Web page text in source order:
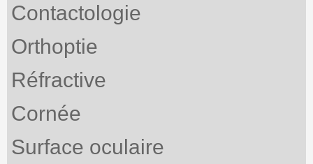
Contactologie
Orthoptie
Réfractive
Cornée
Surface oculaire